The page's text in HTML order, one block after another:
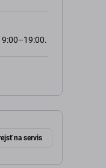
9:00–19:00.
na servis